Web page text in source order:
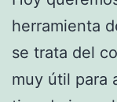
herramienta
se trata del
muy útil para